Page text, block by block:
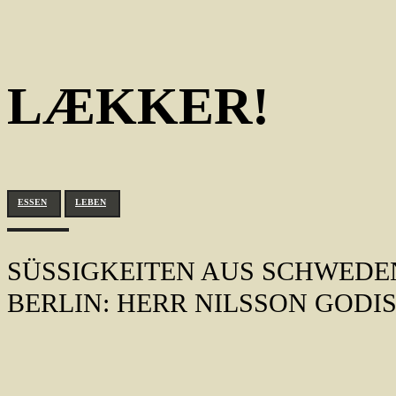
LÆKKER!
ESSEN LEBEN
SÜSSIGKEITEN AUS
ERLIN: HERR NILSSON GODIS